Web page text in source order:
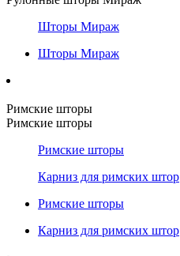
Шторы Мираж
Шторы Мираж
Римские шторы
Римские шторы
Римские шторы
Карниз для римских штор
Римские шторы
Карниз для римских штор